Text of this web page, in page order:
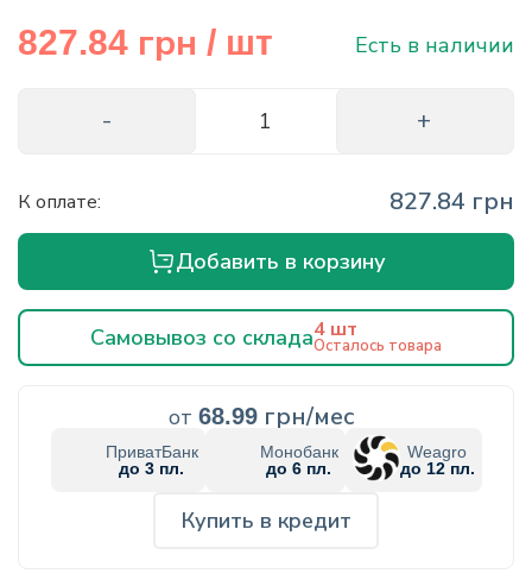
info@hectare.ua
827.84 грн / шт Есть в наличии
К оплате: 827.84 грн
Добавить в корзину
Самовывоз со склада4 шт
Осталось товара
от 68.99грн/мес
ПриватБанк
до 3 пл.
Монобанк
до 6 пл.
Weagro
до 12 пл.
Купить в кредит